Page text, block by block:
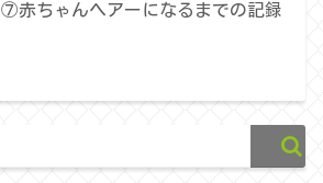
⑦赤ちゃんヘアーになるまでの記録